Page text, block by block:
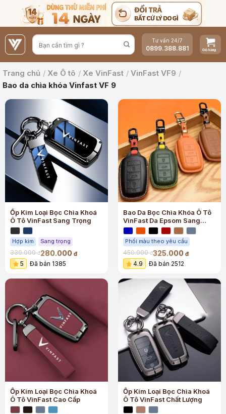
nội
dung
Tư vấn 24/7
0899.388.881
Trang chủ / Xe Ô tô / Xe VinFast / VinFast VF9 /
Bao da chìa khóa Vinfast VF 9
Ốp Kim Loại Bọc Chìa Khoá
Ô Tô VinFast Sang Trọng
Hợp kim Sang trọng
330.000đ280.000 đ
5 Đã bán 1385
Bao Da Bọc Chìa Khóa Ô Tô
VinFast Da Epsom Sang
Trọng
Phối màu theo yêu cầu
450.000đ325.000 đ
4.9 Đã bán 2512
Ốp Kim Loại Bọc Chìa Khoá
Ô Tô VinFast Cao Cấp
Ốp Kim Loại Bọc Chìa Khoá
Ô Tô VinFast Chất Lượng